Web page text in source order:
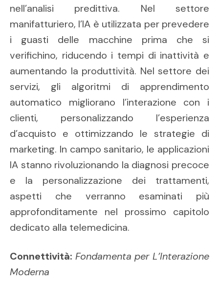
nell’analisi predittiva. Nel settore
manifatturiero, l’IA è utilizzata per prevedere
i guasti delle macchine prima che si
verifichino, riducendo i tempi di inattività e
aumentando la produttività. Nel settore dei
servizi, gli algoritmi di apprendimento
automatico migliorano l’interazione con i
clienti, personalizzando l’esperienza
d’acquisto e ottimizzando le strategie di
marketing. In campo sanitario, le applicazioni
IA stanno rivoluzionando la diagnosi precoce
e la personalizzazione dei trattamenti,
aspetti che verranno esaminati più
approfonditamente nel prossimo capitolo
dedicato alla telemedicina.
Connettività: Fondamenta per L’Interazione
Moderna